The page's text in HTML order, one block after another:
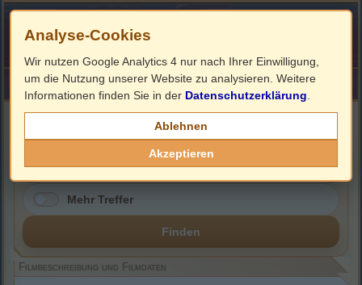
HOME ImpressumLinks
Filmbeschreibung, Cover & DVD Infos
Mehr Treffer
Finden
Filmbeschreibung und Filmdaten
Analyse-Cookies
Wir nutzen Google Analytics 4 nur nach Ihrer Einwilligung,
um die Nutzung unserer Website zu analysieren. Weitere
Informationen finden Sie in der Datenschutzerklärung
Ablehnen
Akzeptieren